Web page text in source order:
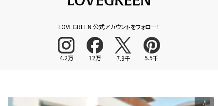
LOVEGREEN 公式アカウントをフォロー！
4.2万 12万 7.3千 5.5千